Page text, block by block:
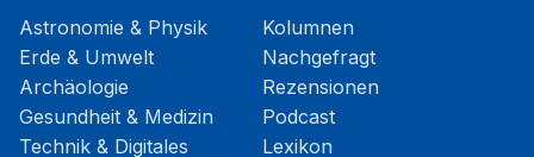
Astronomie & Physik
Erde & Umwelt
Archäologie
Gesundheit & Medizin
Technik & Digitales
Kolumnen
Nachgefragt
Rezensionen
Podcast
Lexikon